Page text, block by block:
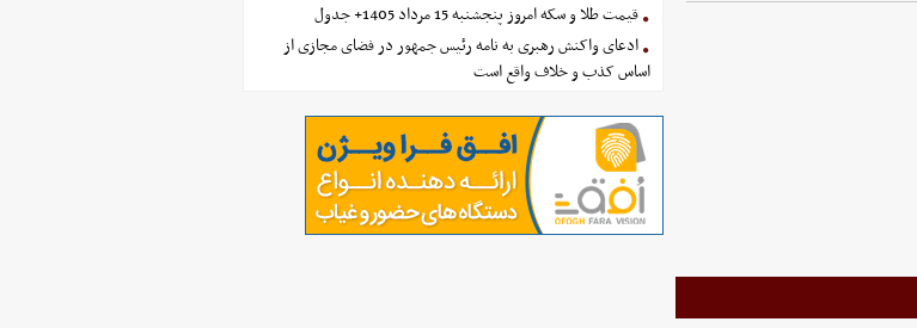
قیمت طلا و سکه امروز پنجشنبه 15 مرداد 1405+ جدول
ادعای واکنش رهبری به نامه رئیس جمهور در فضای مجازی از
اساس کذب و خلاف واقع است